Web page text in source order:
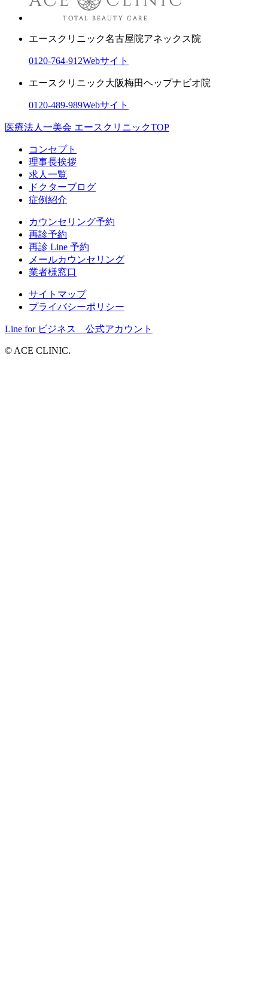
エースクリニック名古屋院アネックス院
0120-764-912Webサイト
エースクリニック大阪梅田ヘップナビオ院
0120-489-989Webサイト
医療法人一美会 エースクリニックTOP
コンセプト
理事長挨拶
求人一覧
ドクターブログ
症例紹介
カウンセリング予約
再診予約
再診 Line 予約
メールカウンセリング
業者様窓口
サイトマップ
プライバシーポリシー
Line for ビジネス 公式アカウント
© ACE CLINIC.